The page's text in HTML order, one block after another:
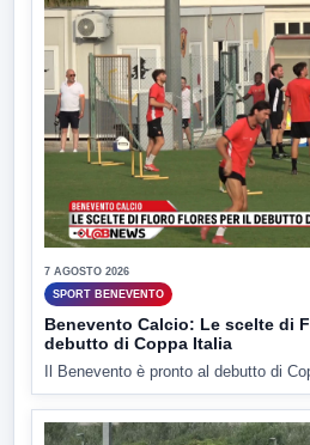
7 AGOSTO 2026
SPORT BENEVENTO
Benevento Calcio: Le scelte di
debutto di Coppa Italia
Il Benevento è pronto al debutto di